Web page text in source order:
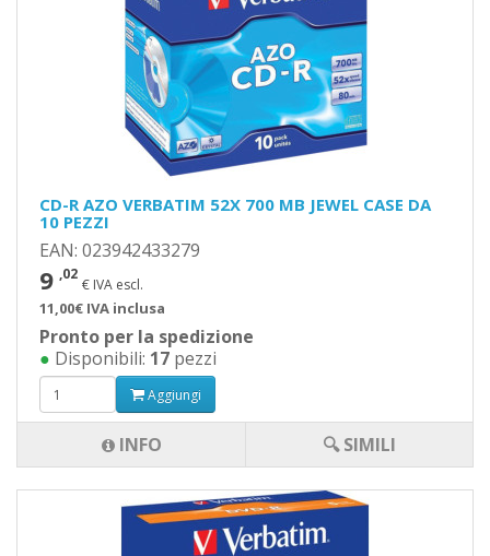
CD-R AZO VERBATIM 52X 700 MB JEWEL CASE DA
10 PEZZI
EAN: 023942433279
9 ,02
€ IVA escl.
11,00€ IVA inclusa
Pronto per la spedizione
● Disponibili: 17 pezzi
Aggiungi
INFO 🔍 SIMILI